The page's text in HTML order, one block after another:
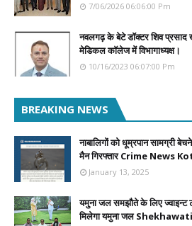
7/06/2026 06:06:00 Pm
नवलगढ़ के बेटे डॉक्टर शिव प्रसाद
मेडिकल कॉलेज में विभागाध्यक्ष।
10/16/2023 06:07:00 Pm
BREAKING NEWS
नाबालिगों को धूम्रपान सामग्री
मैन गिरफ्तार Crime News
January 13, 2025
यमुना जल समझौते के लिए ज्वाइन्ट
मिलेगा यमुना जल